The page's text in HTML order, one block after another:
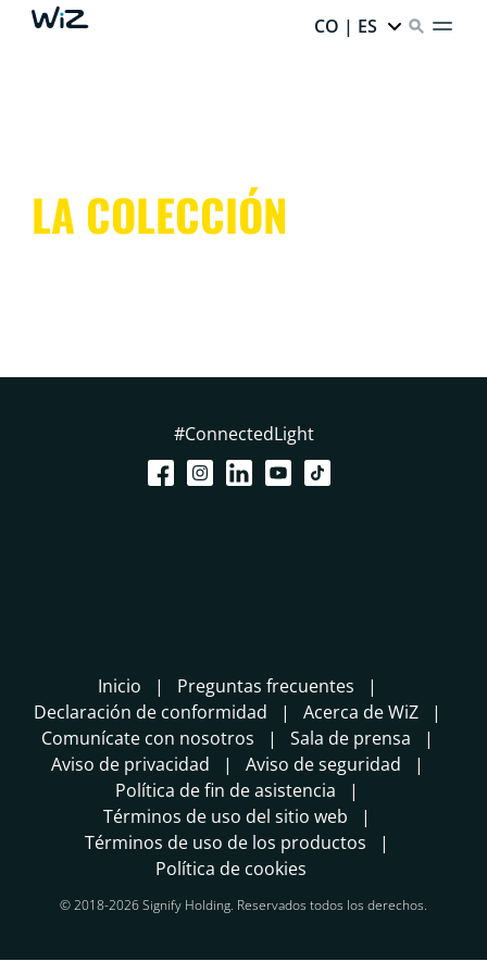
CO | ES
LA COLECCIÓN
#ConnectedLight
Inicio
Preguntas frecuentes
Declaración de conformidad
Acerca de WiZ
Comunícate con nosotros
Sala de prensa
Aviso de privacidad
Aviso de seguridad
Política de fin de asistencia
Términos de uso del sitio web
Términos de uso de los productos
Política de cookies
© 2018-2026 Signify Holding. Reservados todos los derechos.